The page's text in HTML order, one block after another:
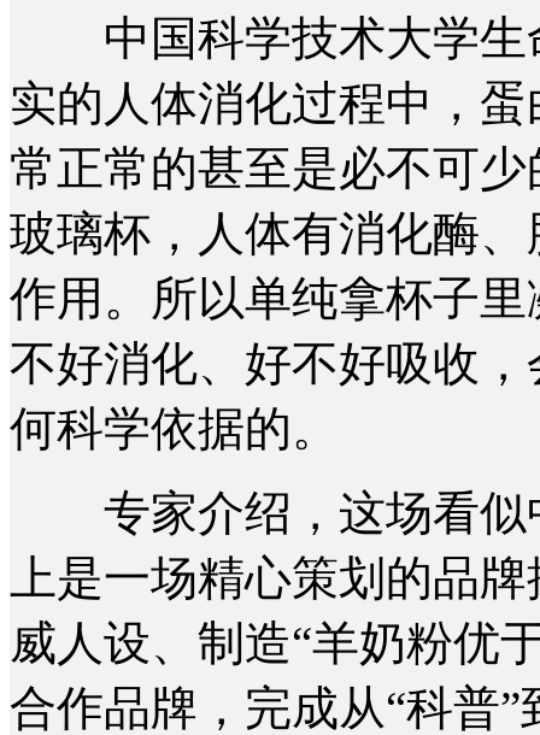
中国科学技术大学生
实的人体消化过程中，
常正常的甚至是必不可
玻璃杯，人体有消化酶
作用。所以单纯拿杯子
不好消化、好不好吸收
何科学依据的。
专家介绍，这场看似
上是一场精心策划的品
威人设、制造“羊奶粉优
合作品牌，完成从“科普